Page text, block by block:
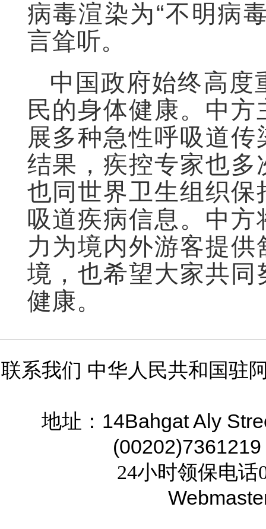
病毒渲染为“不明病
言耸听。
中国政府始终高度
民的身体健康。中
展多种急性呼吸道
结果，疾控专家也
也同世界卫生组织
吸道疾病信息。中
力为境内外游客提
境，也希望大家共
健康。
联系我们 中华人民共和国驻
地址： 14Bahgat Aly
(00202)7361219
24小时领保电话